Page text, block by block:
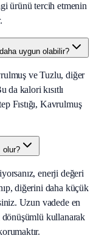
ürünü tercih etmenin
uygun olabilir?
ve Tuzlu, diğer
da kalori kısıtlı
Fıstığı, Kavrulmuş
olur?
enerji değeri
diğerini daha küçük
Uzun vadede en
dönüşümlü kullanarak